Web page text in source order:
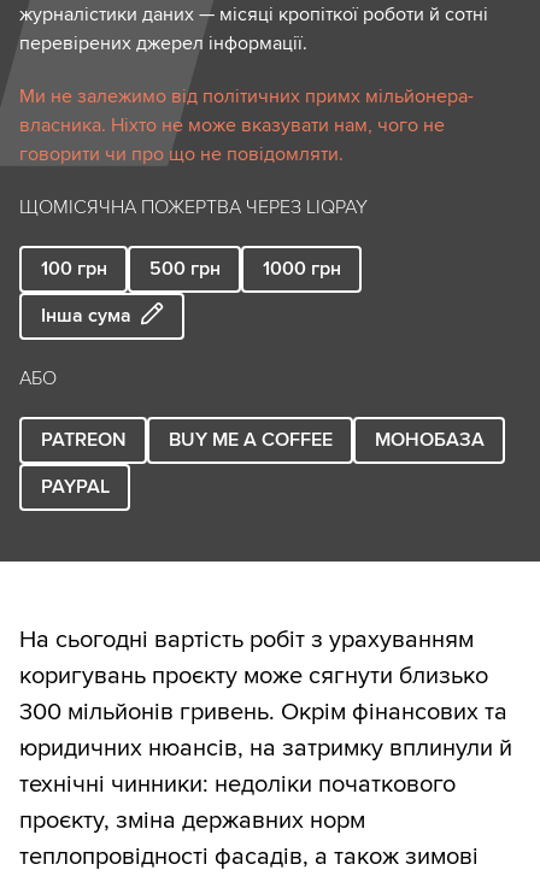
журналістики даних — місяці кропіткої роботи й сотні
перевірених джерел інформації.
Ми не залежимо від політичних примх мільйонера-
власника. Ніхто не може вказувати нам, чого не
говорити чи про що не повідомляти.
ЩОМІСЯЧНА ПОЖЕРТВА ЧЕРЕЗ LIQPAY
100 грн 500 грн 1000 грн
Інша сума
АБО
PATREON BUY ME A COFFEE
МОНОБАЗА
PAYPAL
На сьогодні вартість робіт з урахуванням
коригувань проєкту може сягнути близько
300 мільйонів гривень. Окрім фінансових та
юридичних нюансів, на затримку вплинули й
технічні чинники: недоліки початкового
проєкту, зміна державних норм
теплопровідності фасадів, а також зимові